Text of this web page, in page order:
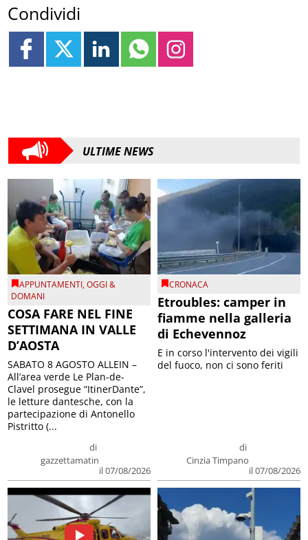
Condividi
ULTIME NEWS
APPUNTAMENTI,OGGI &
DOMANI
COSA FARE NEL FINE
SETTIMANA IN VALLE
D’AOSTA
di
gazzettamatin
il 07/08/2026
SABATO 8 AGOSTO ALLEIN –
All’area verde Le Plan-de-
Clavel prosegue “ItinerDante”,
le letture dantesche, con la
partecipazione di Antonello
Pistritto (...
CRONACA
Etroubles: camper in
fiamme nella galleria
di Echevennoz
di
Cinzia Timpano
il 07/08/2026
E in corso l'intervento dei vigili
del fuoco, non ci sono feriti